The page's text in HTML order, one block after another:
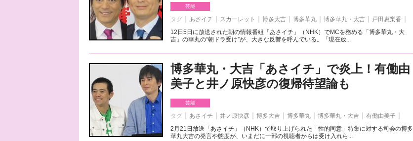
芸能
タグ あさイチ スカーレット 博多大吉 博多華丸 博多華丸・大吉
戸田恵梨香
12日5日に放送された朝の情報番組「あさイチ」（NHK）でMCを務める「博多華丸・大
吉」の華丸の“朝ドラ受け”が、大きな反響を呼んでいる。「現在放...
博多華丸・大吉「あさイチ」で炎上！有働由
美子と井ノ原快彦の復帰待望論も
芸能
タグ あさイチ 井ノ原快彦 博多大吉 博多華丸 博多華丸・大吉
有働由美子
2月21日放送「あさイチ」（NHK）で取り上げられた「性的同意」特集に対する司会の博多
華丸大吉の発言や態度が、いまだに一部の視聴者からは受け入れら...